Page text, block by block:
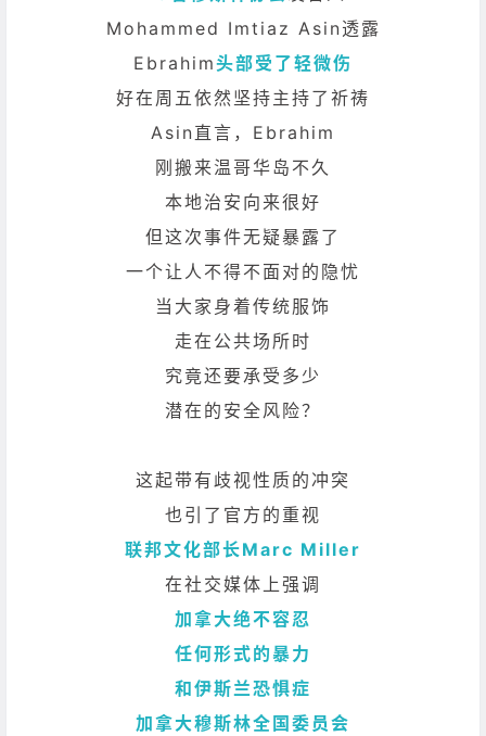
Mohammed Imtiaz Asin透露
Ebrahim头部受了轻微伤
好在周五依然坚持主持了祈祷
Asin直言，Ebrahim
刚搬来温哥华岛不久
本地治安向来很好
但这次事件无疑暴露了
一个让人不得不面对的隐忧
当大家身着传统服饰
走在公共场所时
究竟还要承受多少
潜在的安全风险？
这起带有歧视性质的冲突
也引了官方的重视
联邦文化部长Marc Miller
在社交媒体上强调
加拿大绝不容忍
任何形式的暴力
和伊斯兰恐惧症
加拿大穆斯林全国委员会